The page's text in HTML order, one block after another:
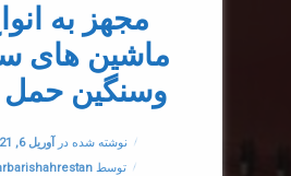
مجهز به
ماشین های
وسنگین حمل
نوشته شده در آوریل 6, 2021
توسط
تریلی
حمل بار با تریلی